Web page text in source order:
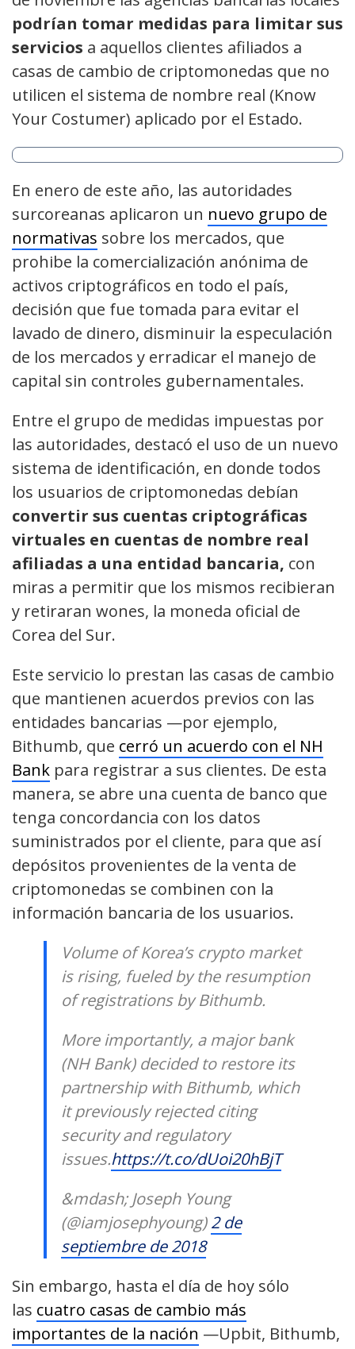
podrían tomar medidas para limitar sus
servicios a aquellos clientes afiliados a
casas de cambio de criptomonedas que no
utilicen el sistema de nombre real (Know
Your Costumer) aplicado por el Estado.
En enero de este año, las autoridades
surcoreanas aplicaron un nuevo grupo de
normativas sobre los mercados, que
prohibe la comercialización anónima de
activos criptográficos en todo el país,
decisión que fue tomada para evitar el
lavado de dinero, disminuir la especulación
de los mercados y erradicar el manejo de
capital sin controles gubernamentales.
Entre el grupo de medidas impuestas por
las autoridades, destacó el uso de un nuevo
sistema de identificación, en donde todos
los usuarios de criptomonedas debían
convertir sus cuentas criptográficas
virtuales en cuentas de nombre real
afiliadas a una entidad bancaria, con
miras a permitir que los mismos recibieran
y retiraran wones, la moneda oficial de
Corea del Sur.
Este servicio lo prestan las casas de cambio
que mantienen acuerdos previos con las
entidades bancarias —por ejemplo,
Bithumb, que cerró un acuerdo con el NH
Bank para registrar a sus clientes. De esta
manera, se abre una cuenta de banco que
tenga concordancia con los datos
suministrados por el cliente, para que así
depósitos provenientes de la venta de
criptomonedas se combinen con la
información bancaria de los usuarios.
Volume of Korea’s crypto market
is rising, fueled by the resumption
of registrations by Bithumb.
More importantly, a major bank
(NH Bank) decided to restore its
partnership with Bithumb, which
it previously rejected citing
security and regulatory
issues.https://t.co/dUoi20hBjT
&mdash; Joseph Young
(@iamjosephyoung)2 de
septiembre de 2018
Sin embargo, hasta el día de hoy sólo
las cuatro casas de cambio más
importantes de la nación —Upbit, Bithumb,